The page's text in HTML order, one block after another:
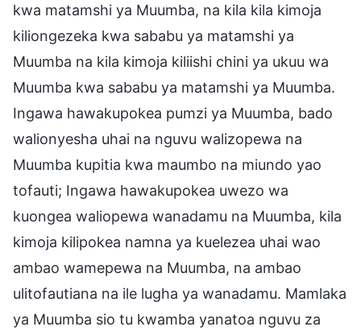
kwa matamshi ya Muumba, na kila kila kimoja
kiliongezeka kwa sababu ya matamshi ya
Muumba na kila kimoja kiliishi chini ya ukuu wa
Muumba kwa sababu ya matamshi ya Muumba.
Ingawa hawakupokea pumzi ya Muumba, bado
walionyesha uhai na nguvu walizopewa na
Muumba kupitia kwa maumbo na miundo yao
tofauti; Ingawa hawakupokea uwezo wa
kuongea waliopewa wanadamu na Muumba, kila
kimoja kilipokea namna ya kuelezea uhai wao
ambao wamepewa na Muumba, na ambao
ulitofautiana na ile lugha ya wanadamu. Mamlaka
ya Muumba sio tu kwamba yanatoa nguvu za